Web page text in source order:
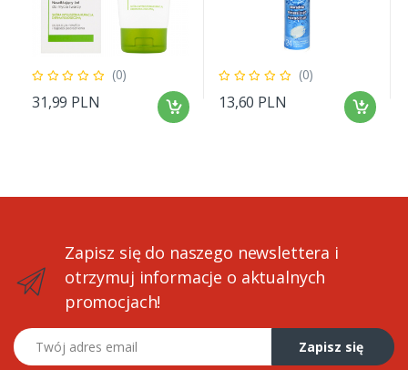
(0)
31,99 PLN
(0)
13,60 PLN
Zapisz się do naszego newslettera i
otrzymuj informacje o aktualnych
promocjach!
Twój adres email
Zapisz się